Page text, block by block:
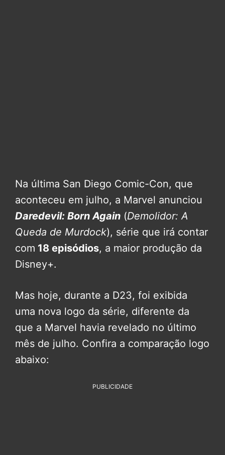
Na última San Diego Comic-Con, que
aconteceu em julho, a Marvel anunciou
Daredevil: Born Again (Demolidor: A
Queda de Murdock), série que irá contar
com 18 episódios, a maior produção da
Disney+.
Mas hoje, durante a D23, foi exibida
uma nova logo da série, diferente da
que a Marvel havia revelado no último
mês de julho. Confira a comparação logo
abaixo:
PUBLICIDADE